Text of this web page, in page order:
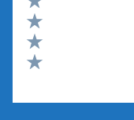
Valuta 4 stelle su 5
Valuta 3 stelle su 5
Valuta 2 stelle su 5